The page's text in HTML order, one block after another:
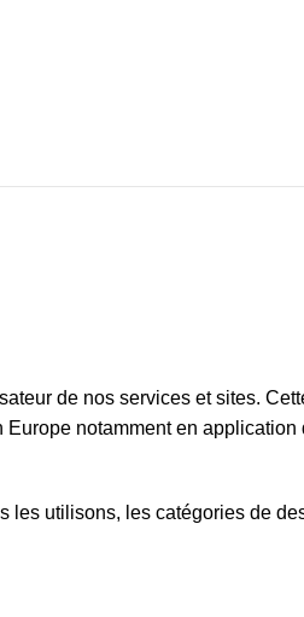
de nos services et sites.
notamment en
les utilisons, les catégories de